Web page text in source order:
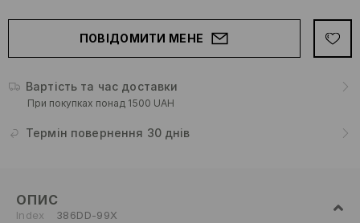
ПОВІДОМИТИ МЕНЕ
Вартість та час доставки
При покупках понад 1500 UAH
Термін повернення 30 днів
ОПИС
Index 386DD-99X